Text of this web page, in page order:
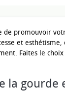
de promouvoir
et esthétisme,
Faites le
la